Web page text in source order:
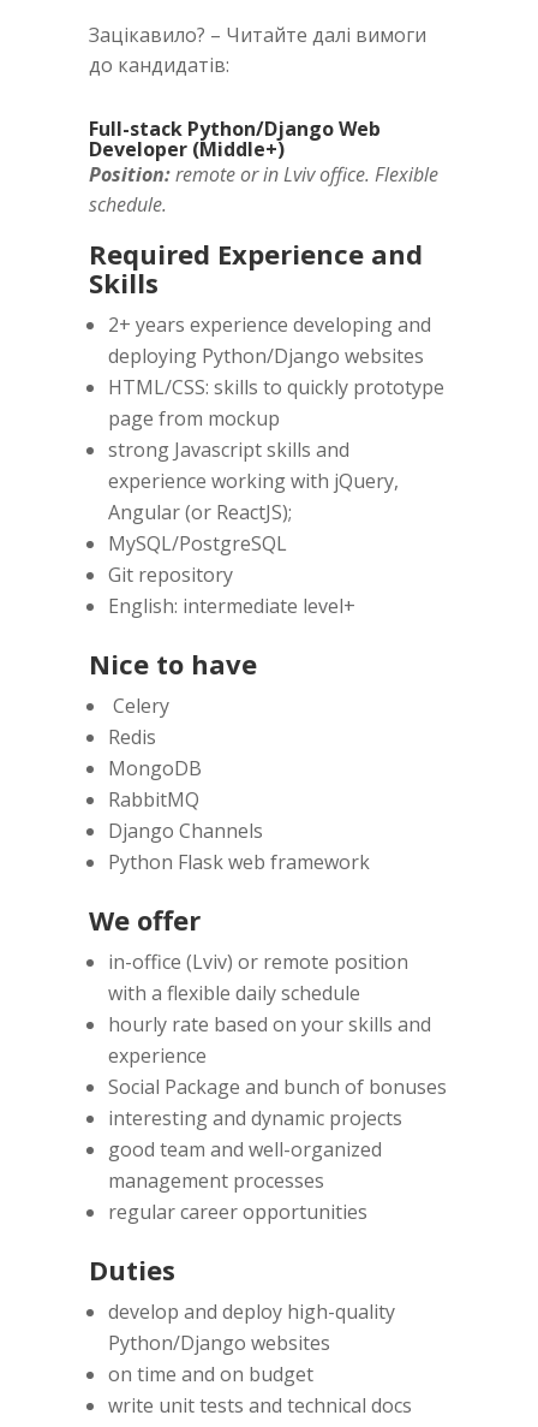
Зацікавило? – Читайте далі вимоги
до кандидатів:
Full-stack Python/Django Web
Developer (Middle+)
Position:remote or in Lviv office. Flexible
schedule.
Required Experience and
Skills
2+ years experience developing and
deploying Python/Django websites
HTML/CSS: skills to quickly prototype
page from mockup
strong Javascript skills and
experience working with jQuery,
Angular (or ReactJS);
MySQL/PostgreSQL
Git repository
English: intermediate level+
Nice to have
Celery
Redis
MongoDB
RabbitMQ
Django Channels
Python Flask web framework
We offer
in-office (Lviv) or remote position
with a flexible daily schedule
hourly rate based on your skills and
experience
Social Package and bunch of bonuses
interesting and dynamic projects
good team and well-organized
management processes
regular career opportunities
Duties
develop and deploy high-quality
Python/Django websites
on time and on budget
write unit tests and technical docs